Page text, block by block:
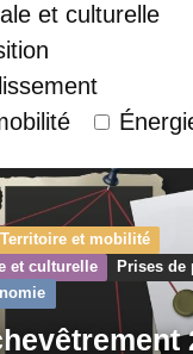
et culturelle
Territoire et mobilité
et culturelle
Prises de